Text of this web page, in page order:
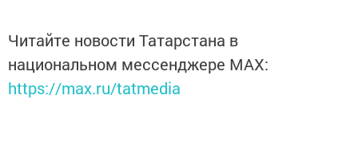
Читайте новости Татарстана в
национальном мессенджере MАХ:
https://max.ru/tatmedia